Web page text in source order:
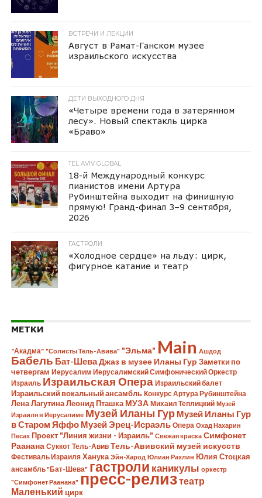
ВСТРЕЧИ И ЛЕКЦИИ
Август в Рамат-Ганском музее
израильского искусства
ДЕТИ ВЫХОДНОГО ДНЯ
«Четыре времени года в затерянном
лесу». Новый спектакль цирка
«Браво»
TEL AVIV GLOBAL
18-й Международный конкурс
пианистов имени Артура
Рубинштейна выходит на финишную
прямую! Гранд-финал 3–9 сентября,
2026
ГАСТРОЛИ
«Холодное сердце» на льду: цирк,
фигурное катание и театр
МЕТКИ
"Акадма" "Солисты Тель-Авива" "Эльма" Main Ашдод
Бабель Бат-ШеваДжаз в музее Иланы Гур Заметки по
четвергам Иерусалим Иерусалимский Симфонический Оркестр
Израиль Израильская Опера Израильский балет
Израильский вокальный ансамбль Конкурс Артура Рубинштейна
Лена Лагутина Леонид Пташка МУЗА Михаил Теплицкий Музей
Израиля в Иерусалиме Музей Иланы Гур Музей Иланы Гур
в Старом Яффо Музей Эрец-Исраэль Опера Охад Нахарин
Песах Проект "Линия жизни - Израиль" Свежая краска Симфонет
Раанана Суккот Тель-Авив Тель-Авивский музей искусств
Фестиваль Израиля Ханука Эйн-Харод Юлиан Рахлин Юлия Стоцкая
ансамбль "Бат-Шева" гастроли каникулы оркестр
"Симфонет Раанана" пресс-релизтеатр
Маленький цирк